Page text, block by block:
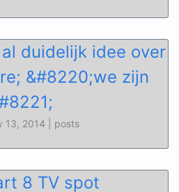
duidelijk idee over
&#8220;we zijn
13, 2014 | posts
8 TV spot